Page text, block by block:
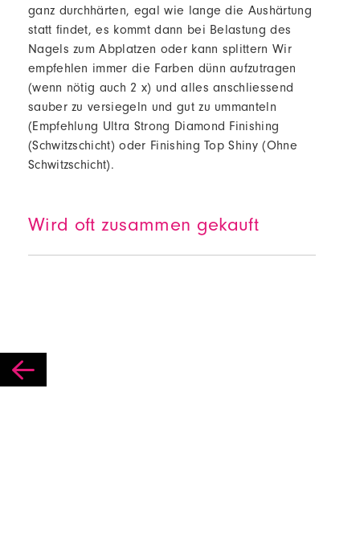

ganz durchhärten, egal wie lange die Aushärtung
statt findet, es kommt dann bei Belastung des
Nagels zum Abplatzen oder kann splittern Wir
empfehlen immer die Farben dünn aufzutragen
(wenn nötig auch 2 x) und alles anschliessend
sauber zu versiegeln und gut zu ummanteln
(Empfehlung Ultra Strong Diamond Finishing
(Schwitzschicht) oder Finishing Top Shiny (Ohne
Schwitzschicht).
Wird oft zusammen gekauft